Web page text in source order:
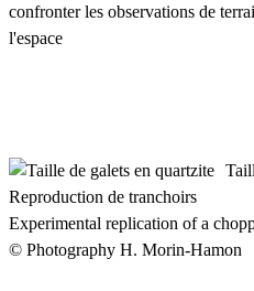
confronter les observations de
l'espace
Reproduction de tranchoirs
Experimental replication of a
© Photography H. Morin-Hamon